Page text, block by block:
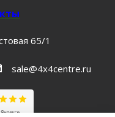
65/1
sale@4x4centre.ru